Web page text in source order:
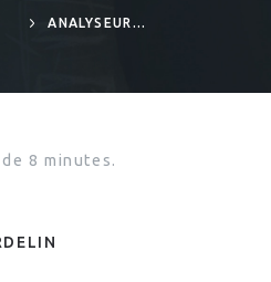
ANALYSEUR
DEUX SIGNAUX
SIGROK ET
8 minutes.